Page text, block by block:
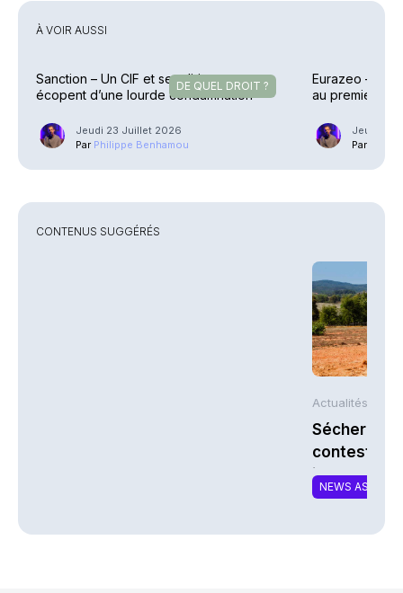
À VOIR AUSSI
DE QUEL DROIT ?
Sanction – Un CIF et ses dirigeants
écopent d’une lourde condamnation
Jeudi 23 Juillet 2026
Par Philippe Benhamou
Eurazeo –
au premier
Jeudi 23
Par
CONTENUS SUGGÉRÉS
Actualités AFP
contestent
NEWS